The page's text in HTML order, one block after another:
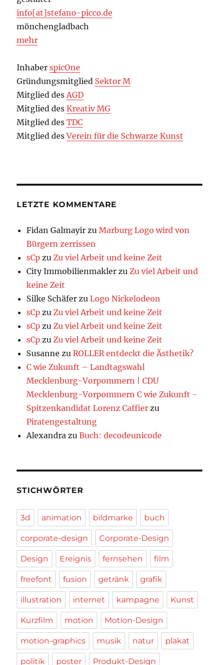
info[at]stefano-picco.de
mönchengladbach
mehr
InhaberspicOne
Gründungsmitglied Sektor M
Mitglied desAGD
Mitglied desKreativ MG
Mitglied desTDC
Mitglied desVerein für die Schwarze Kunst
LETZTE KOMMENTARE
Fidan Galmayir zuMarburg Logo wird von
Bürgern zerrissen
sCp zuZu viel Arbeit und keine Zeit
City Immobilienmakler zuZu viel Arbeit und
keine Zeit
Silke Schäfer zuLogo Nickelodeon
sCp zuZu viel Arbeit und keine Zeit
sCp zuZu viel Arbeit und keine Zeit
sCp zuZu viel Arbeit und keine Zeit
Susanne zuROLLER entdeckt die Ästhetik?
C wie Zukunft – Landtagswahl
Mecklenburg-Vorpommern | CDU
Mecklenburg-Vorpommern C wie Zukunft -
Spitzenkandidat Lorenz Caffier zu
Piratengestaltung
Alexandra zuBuch: decodeunicode
STICHWÖRTER
3d animation bildmarke buch
corporate-design Corporate-Design
Design Ereignis fernsehen film
freefont fusion getränk grafik
illustration internet kampagne Kunst
Kurzfilm motion Motion-Design
motion-graphics musik natur plakat
politik poster Produkt-Design